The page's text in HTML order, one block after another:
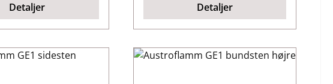
Detaljer Detaljer